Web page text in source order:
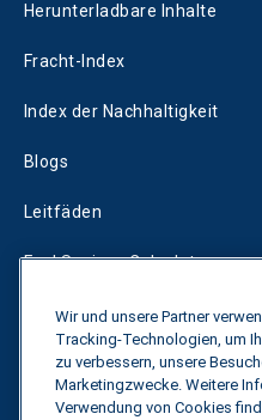
Herunterladbare Inhalte
Fracht-Index
Index der Nachhaltigkeit
Blogs
Leitfäden
Fuel Savings Calculator
Rechner für die
Tarif-Tracker
Wir und unsere Partner
Tracking-Technologien, um
zu verbessern, unsere
Marketingzwecke. Weitere
Verwendung von Cookies